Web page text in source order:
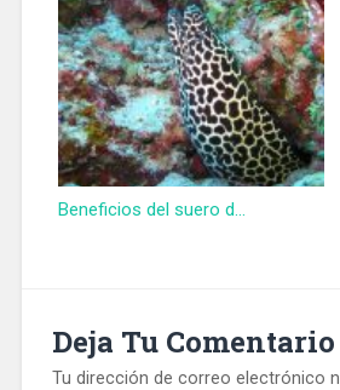
Beneficios del suero d...
Deja Tu Comentario
Tu dirección de correo electrónico